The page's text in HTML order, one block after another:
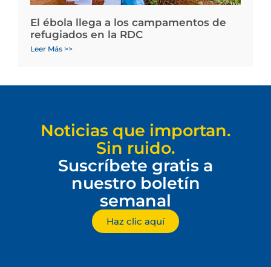
El ébola llega a los campamentos de
refugiados en la RDC
Leer Más >>
Noticias que importan.
Sin ruido.
Suscríbete gratis a
nuestro boletín
semanal
Haz clic aquí